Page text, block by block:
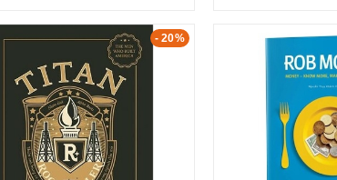
- 20%